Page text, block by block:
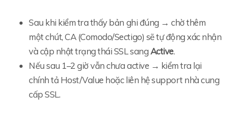
Sau khi kiểm tra thấy bản ghi đúng → chờ thêm
một chút, CA (Comodo/Sectigo) sẽ tự động xác nhận
và cập nhật trạng thái SSL sangActive.
Nếu sau 1–2 giờ vẫn chưa active → kiểm tra lại
chính tả Host/Value hoặc liên hệ support nhà cung
cấp SSL.